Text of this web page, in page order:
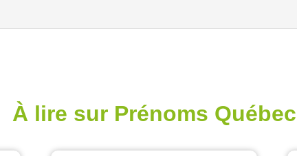
À lire sur Prénoms Québec